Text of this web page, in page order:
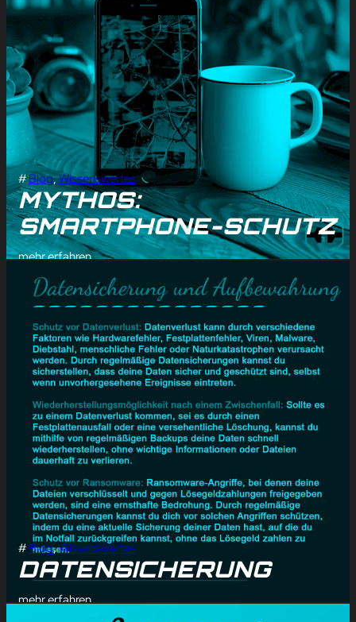
#Blog, Wissenswertes
MYTHOS:
SMARTPHONE-SCHUTZ
mehr erfahren
# Blog, Wissenswertes
DATENSICHERUNG
mehr erfahren